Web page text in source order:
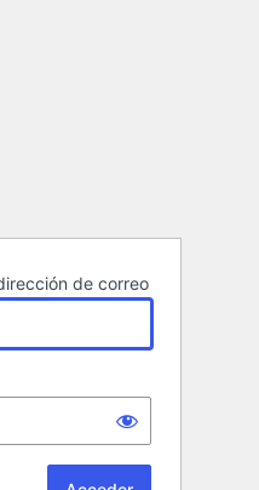
de correo